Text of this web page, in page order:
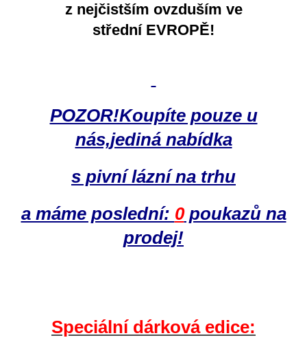
z nejčistším ovzduším ve
střední EVROPĚ!
POZOR!Koupíte pouze u
nás,jediná nabídka
s pivní lázní na trhu
a máme poslední: 0poukazů na
prodej!
Speciální dárková edice: